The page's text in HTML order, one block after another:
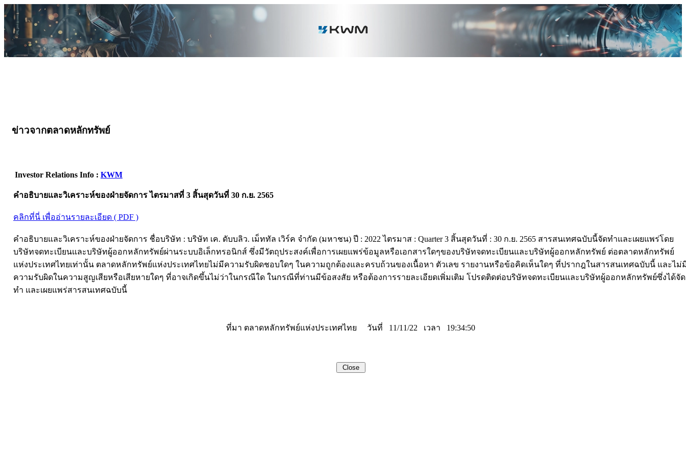
ข่าวจากตลาดหลักทรัพย์
Investor Relations Info : KWM
คำอธิบายและวิเคราะห์ของฝ่ายจัดการ ไตรมาสที่ 3 สิ้นสุดวันที่ 30 ก.ย. 2565
คลิกที่นี่ เพื่ออ่านรายละเอียด ( PDF )
คำอธิบายและวิเคราะห์ของฝ่ายจัดการ ชื่อบริษัท : บริษัท เค. ดับบลิว. เม็ททัล เวิร์ค จำกัด (มหาชน) ปี : 2022 ไตรมาส : Quarter 3 สิ้นสุดวันที่ : 30 ก.ย. 2565 สารสนเทศฉบับนี้จัดทำและเผยแพร่โดย
บริษัทจดทะเบียนและบริษัทผู้ออกหลักทรัพย์ผ่านระบบอิเล็กทรอนิกส์ ซึ่งมีวัตถุประสงค์เพื่อการเผยแพร่ข้อมูลหรือเอกสารใดๆของบริษัทจดทะเบียนและบริษัทผู้ออกหลักทรัพย์ ต่อตลาดหลักทรัพย์
แห่งประเทศไทยเท่านั้น ตลาดหลักทรัพย์แห่งประเทศไทยไม่มีความรับผิดชอบใดๆ ในความถูกต้องและครบถ้วนของเนื้อหา ตัวเลข รายงานหรือข้อคิดเห็นใดๆ ที่ปรากฎในสารสนเทศฉบับนี้ และไม่
ความรับผิดในความสูญเสียหรือเสียหายใดๆ ที่อาจเกิดขึ้นไม่ว่าในกรณีใด ในกรณีที่ท่านมีข้อสงสัย หรือต้องการรายละเอียดเพิ่มเติม โปรดติดต่อบริษัทจดทะเบียนและบริษัทผู้ออกหลักทรัพย์ซึ่งได้จัด
ทำ และเผยแพร่สารสนเทศฉบับนี้
ที่มา ตลาดหลักทรัพย์แห่งประเทศไทย วันที่ 11/11/22 เวลา 19:34:50